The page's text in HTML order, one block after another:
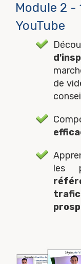
Module 2 -
YouTube
de
les